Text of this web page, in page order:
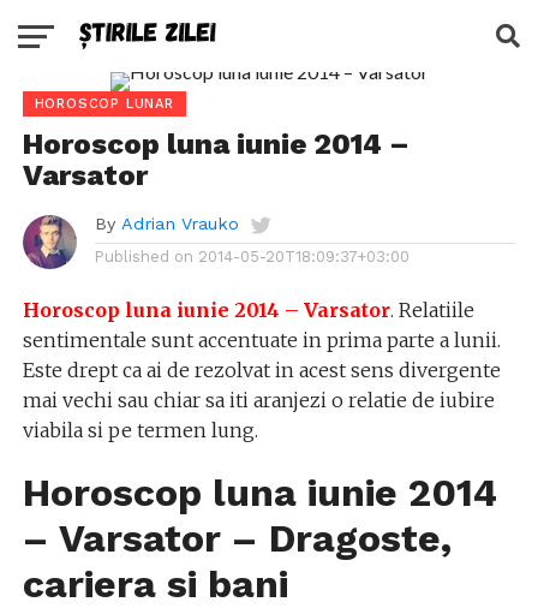
HOROSCOP LUNAR
Horoscop luna iunie 2014 –
Varsator
By Adrian Vrauko
Published on 2014-05-20T18:09:37+03:00
Horoscop luna iunie 2014 – Varsator. Relatiile
sentimentale sunt accentuate in prima parte a lunii.
Este drept ca ai de rezolvat in acest sens divergente
mai vechi sau chiar sa iti aranjezi o relatie de iubire
viabila si pe termen lung.
Horoscop luna iunie 2014
– Varsator – Dragoste,
cariera si bani